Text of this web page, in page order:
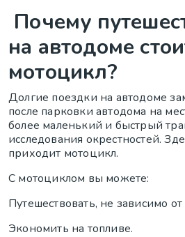
Почему
на автодоме
мотоцикл?
Долгие поездки на автодоме
после парковки автодома на
более маленький и быстрый
исследования окрестностей.
приходит мотоцикл.
С мотоциклом вы можете:
Путешествовать, не зависимо
Экономить на топливе.